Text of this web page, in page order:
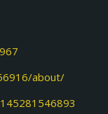
about/